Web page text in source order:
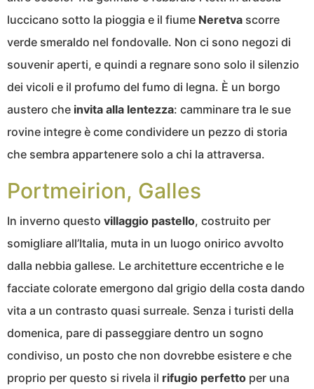
luccicano sotto la pioggia e il fiume Neretva scorre
verde smeraldo nel fondovalle. Non ci sono negozi di
souvenir aperti, e quindi a regnare sono solo il silenzio
dei vicoli e il profumo del fumo di legna. È un borgo
austero che invita alla lentezza: camminare tra le sue
rovine integre è come condividere un pezzo di storia
che sembra appartenere solo a chi la attraversa.
Portmeirion, Galles
In inverno questo villaggio pastello, costruito per
somigliare all’Italia, muta in un luogo onirico avvolto
dalla nebbia gallese. Le architetture eccentriche e le
facciate colorate emergono dal grigio della costa dando
vita a un contrasto quasi surreale. Senza i turisti della
domenica, pare di passeggiare dentro un sogno
condiviso, un posto che non dovrebbe esistere e che
proprio per questo si rivela il rifugio perfetto per una